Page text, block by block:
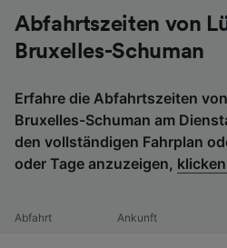
Abfahrtszeiten von
Bruxelles-Schuman
Erfahre die Abfahrtszeiten
Bruxelles-Schuman am
den vollständigen Fahrplan
oder Tage anzuzeigen,
Abfahrt Ankunft